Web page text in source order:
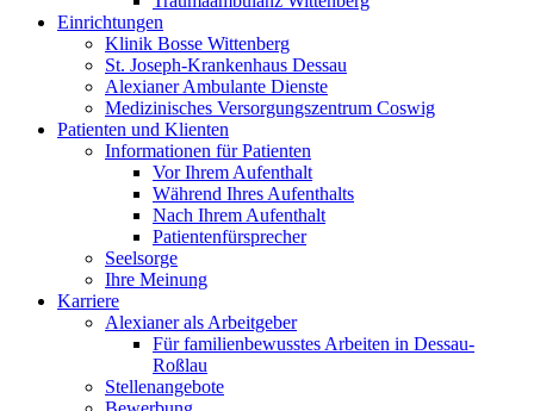
Einrichtungen
Klinik Bosse Wittenberg
St. Joseph-Krankenhaus Dessau
Alexianer Ambulante Dienste
Medizinisches Versorgungszentrum Coswig
Patienten und Klienten
Informationen für Patienten
Vor Ihrem Aufenthalt
Während Ihres Aufenthalts
Nach Ihrem Aufenthalt
Patientenfürsprecher
Seelsorge
Ihre Meinung
Karriere
Alexianer als Arbeitgeber
Für familienbewusstes Arbeiten in Dessau-
Roßlau
Stellenangebote